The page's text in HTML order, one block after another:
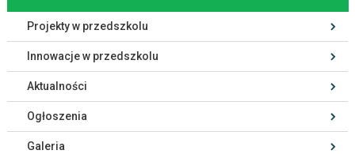
Projekty w przedszkolu
Innowacje w przedszkolu
Aktualności
Ogłoszenia
Galeria